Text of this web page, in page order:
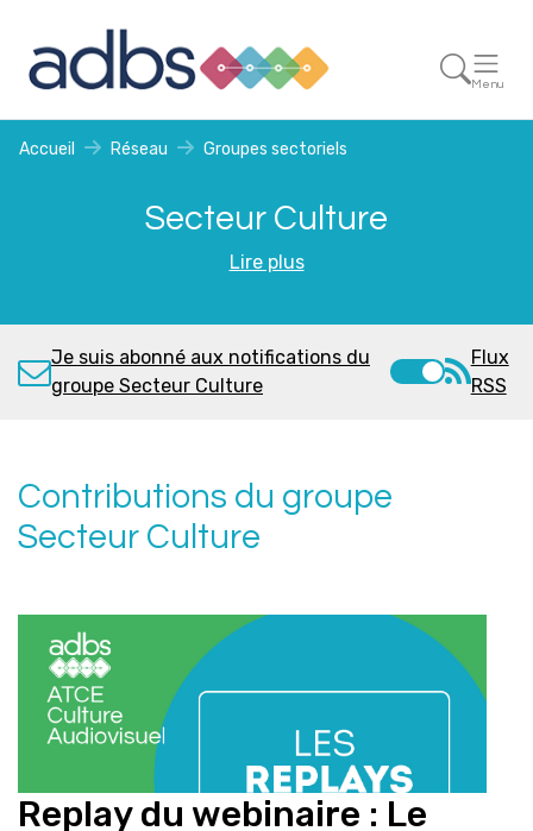
Menu
Accueil Réseau Groupes sectoriels
Secteur Culture
Lire plus
Je suis abonné aux notifications du
groupe Secteur Culture
Flux
RSS
Contributions du groupe
Secteur Culture
Replay du webinaire : Le